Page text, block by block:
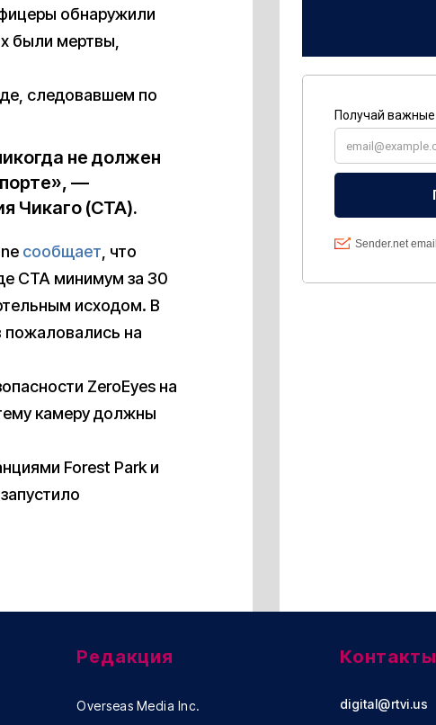
обнаружили
были мертвы,
следовавшем по
не должен
—
Чикаго (CTA).
сообщает, что
CTA минимум за 30
исходом. В
пожаловались на
ZeroEyes на
камеру должны
Forest Park и
Редакция
Overseas Media Inc.
Контакты
digital@rtvi.us